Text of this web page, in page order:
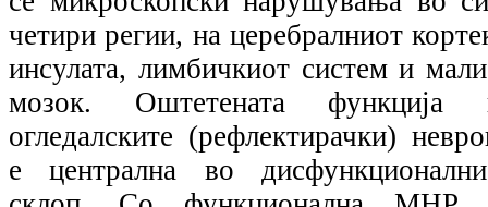
четири регии, на церебралниот
инсулата, лимбичкиот систем и
мозок. Оштетената функција
огледалските (рефлектирачки)
е централна во